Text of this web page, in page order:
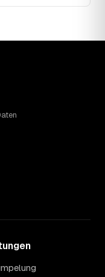
Wohnung mit
oder ein hoher
Den genauen
einer kurzen,